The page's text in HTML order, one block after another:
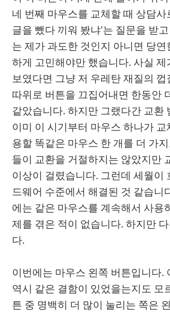
네 번째 마우스를 교체할 때 상담사
글을 뺐다 끼워 봤냐'는 질문을 받
는 제가 과도한 것인지 아니면 당
하게 고민해야만 했습니다. 사실 제
보였다면 그냥 저 우레탄 재질의
따위로 버튼을 끄집어내면 한동안
같았습니다. 하지만 그랬다간 교환
이미 이 시기부터 마우스 하나가
용할 똑같은 마우스 한 개를 더 가
들이 교환을 거절하지는 않았지만
이상이 걸렸습니다. 그런데 세월이
드웨어 수준에서 해결된 것 같습니
에는 같은 마우스를 계속해서 사용
제를 겪은 적이 없습니다. 하지만
다.
이번에는 마우스 왼쪽 버튼입니다.
역시 같은 결함이 있었을는지도 모
튼 중 명백히 더 많이 눌리는 쪽은